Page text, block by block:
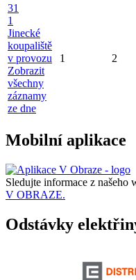
31
1
Jinecké
koupaliště
v provozu
Zobrazit
všechny
záznamy
ze dne
1 2
Mobilní aplikace
Sledujte informace z našeho
V OBRAZE.
Odstávky